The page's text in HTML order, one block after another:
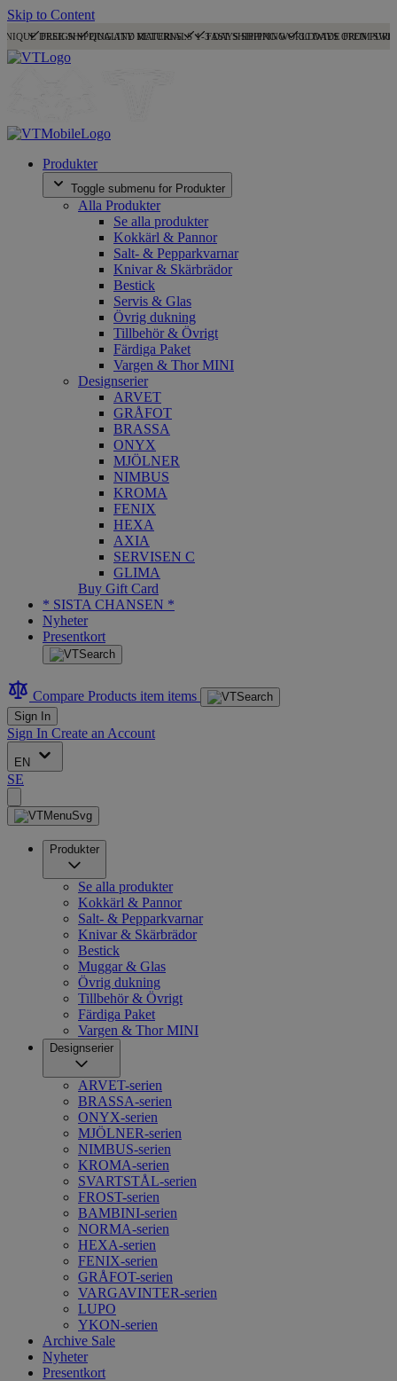
Skip to Content
DESIGN QUALITY MATERIALS FAST SHIPPING WORLDWIDE FROM
FREE SHIPPING AND RETURNS 1-3 DAYS SHIPPING 30 DAYS OPEN
Produkter
Toggle submenu for Produkter
Alla Produkter
Se alla produkter
Kokkärl & Pannor
Salt- & Pepparkvarnar
Knivar & Skärbrädor
Bestick
Servis & Glas
Övrig dukning
Tillbehör & Övrigt
Färdiga Paket
Vargen & Thor MINI
Designserier
ARVET
GRÅFOT
BRASSA
ONYX
MJÖLNER
NIMBUS
KROMA
FENIX
HEXA
AXIA
SERVISEN C
GLIMA
Buy Gift Card
* SISTA CHANSEN *
Nyheter
Presentkort
Compare Products item items
Sign In
Sign In Create an Account
EN
SE
Produkter
Se alla produkter
Kokkärl & Pannor
Salt- & Pepparkvarnar
Knivar & Skärbrädor
Bestick
Muggar & Glas
Övrig dukning
Tillbehör & Övrigt
Färdiga Paket
Vargen & Thor MINI
Designserier
ARVET-serien
BRASSA-serien
ONYX-serien
MJÖLNER-serien
NIMBUS-serien
KROMA-serien
SVARTSTÅL-serien
FROST-serien
BAMBINI-serien
NORMA-serien
HEXA-serien
FENIX-serien
GRÅFOT-serien
VARGAVINTER-serien
LUPO
YKON-serien
Archive Sale
Nyheter
Presentkort